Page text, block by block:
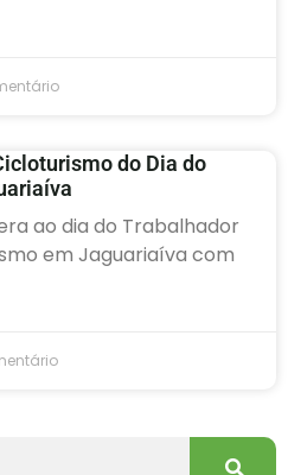
do Dia do
ao dia do Trabalhador
em Jaguariaíva com